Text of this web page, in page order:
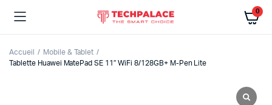
0
Accueil
Mobile & Tablet
Tablette Huawei MatePad SE 11″ WiFi 8/128GB+ M-Pen Lite